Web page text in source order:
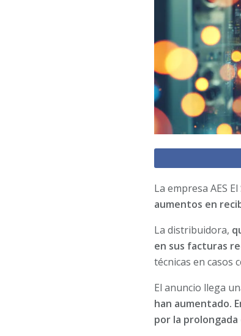
La empresa AES
aumentos en
La distribuidora,
en sus facturas
técnicas en casos
El anuncio llega
han aumentado.
por la prolongada